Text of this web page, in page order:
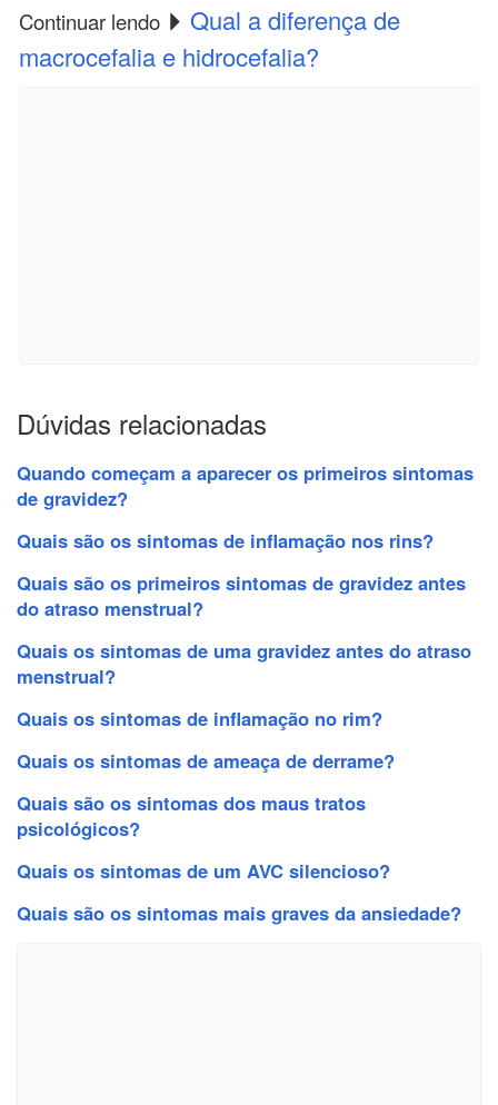
Continuar lendo
Qual a diferença de
macrocefalia e hidrocefalia?
Dúvidas relacionadas
Quando começam a aparecer os primeiros sintomas
de gravidez?
Quais são os sintomas de inflamação nos rins?
Quais são os primeiros sintomas de gravidez antes
do atraso menstrual?
Quais os sintomas de uma gravidez antes do atraso
menstrual?
Quais os sintomas de inflamação no rim?
Quais os sintomas de ameaça de derrame?
Quais são os sintomas dos maus tratos
psicológicos?
Quais os sintomas de um AVC silencioso?
Quais são os sintomas mais graves da ansiedade?